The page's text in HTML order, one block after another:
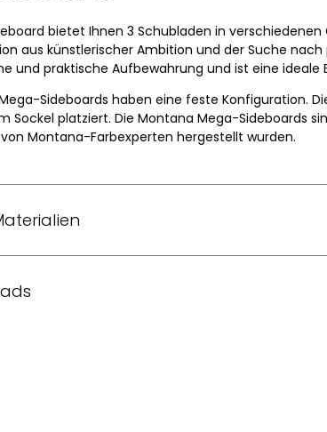
bietet Ihnen 3 Schubladen in
aus künstlerischer Ambition und der Suche
und praktische Aufbewahrung und ist eine ideale
Sideboards haben eine feste Konfiguration.
Sockel platziert. Die Montana Mega-Sideboards
Montana-Farbexperten hergestellt wurden.